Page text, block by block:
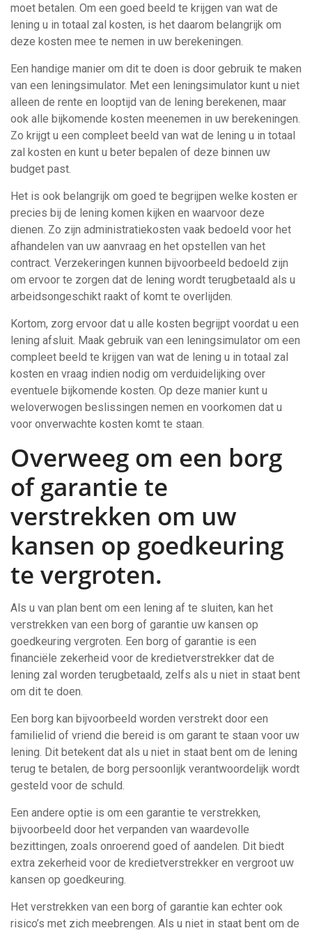
moet betalen. Om een goed beeld te krijgen van wat de
lening u in totaal zal kosten, is het daarom belangrijk om
deze kosten mee te nemen in uw berekeningen.
Een handige manier om dit te doen is door gebruik te maken
van een leningsimulator. Met een leningsimulator kunt u niet
alleen de rente en looptijd van de lening berekenen, maar
ook alle bijkomende kosten meenemen in uw berekeningen.
Zo krijgt u een compleet beeld van wat de lening u in totaal
zal kosten en kunt u beter bepalen of deze binnen uw
budget past.
Het is ook belangrijk om goed te begrijpen welke kosten er
precies bij de lening komen kijken en waarvoor deze
dienen. Zo zijn administratiekosten vaak bedoeld voor het
afhandelen van uw aanvraag en het opstellen van het
contract. Verzekeringen kunnen bijvoorbeeld bedoeld zijn
om ervoor te zorgen dat de lening wordt terugbetaald als u
arbeidsongeschikt raakt of komt te overlijden.
Kortom, zorg ervoor dat u alle kosten begrijpt voordat u een
lening afsluit. Maak gebruik van een leningsimulator om een
compleet beeld te krijgen van wat de lening u in totaal zal
kosten en vraag indien nodig om verduidelijking over
eventuele bijkomende kosten. Op deze manier kunt u
weloverwogen beslissingen nemen en voorkomen dat u
voor onverwachte kosten komt te staan.
Overweeg om een ​​borg
of garantie te
verstrekken om uw
kansen op goedkeuring
te vergroten.
Als u van plan bent om een lening af te sluiten, kan het
verstrekken van een borg of garantie uw kansen op
goedkeuring vergroten. Een borg of garantie is een
financiële zekerheid voor de kredietverstrekker dat de
lening zal worden terugbetaald, zelfs als u niet in staat bent
om dit te doen.
Een borg kan bijvoorbeeld worden verstrekt door een
familielid of vriend die bereid is om garant te staan voor uw
lening. Dit betekent dat als u niet in staat bent om de lening
terug te betalen, de borg persoonlijk verantwoordelijk wordt
gesteld voor de schuld.
Een andere optie is om een ​​garantie te verstrekken,
bijvoorbeeld door het verpanden van waardevolle
bezittingen, zoals onroerend goed of aandelen. Dit biedt
extra zekerheid voor de kredietverstrekker en vergroot uw
kansen op goedkeuring.
Het verstrekken van een borg of garantie kan echter ook
risico’s met zich meebrengen. Als u niet in staat bent om de